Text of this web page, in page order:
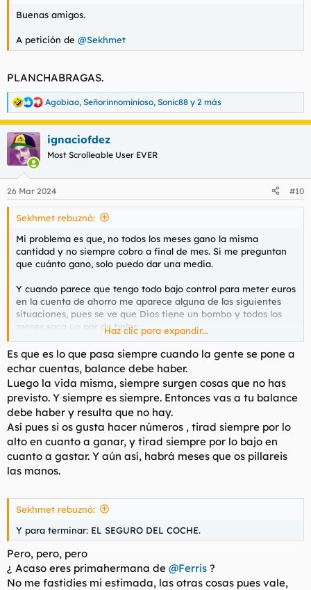
Buenas amigos.
A petición de @Sekhmet
PLANCHABRAGAS.
R
e
a
c
c
i
e
s
Agobiao, Señorinnominioso, Sonic88 y 2 más
ignaciofdez
Most Scrolleable User EVER
26 Mar 2024 #10
Sekhmet rebuznó:
Mi problema es que, no todos los meses gano la misma
cantidad y no siempre cobro a final de mes. Si me preguntan
que cuánto gano, solo puedo dar una media.
Y cuando parece que tengo todo bajo control para meter euros
en la cuenta de ahorro me aparece alguna de las siguientes
situaciones, pues se ve que Dios tiene un bombo y todos los
meses saca un par de bolas:
Decenas de millar: uno de mis gatos tiene que ir al veterinario.
Visita, medicamentos, seguimiento ≈300 euros
Centenas: hora al dermatólogo porque me aparece un brote de
rosácea de forma espontánea ≈100 euros
Y para terminar: EL SEGURO DEL COCHE.
Total ahorro del mes: -273. Frío, frío, como diría mi estimado
@ignaciofdez
Haz clic para expandir...
Es que es lo que pasa siempre cuando la gente se pone a
echar cuentas, balance debe haber.
Luego la vida misma, siempre surgen cosas que no has
previsto. Y siempre es siempre. Entonces vas a tu balance
debe haber y resulta que no hay.
Así pues si os gusta hacer números , tirad siempre por lo
alto en cuanto a ganar, y tirad siempre por lo bajo en
cuanto a gastar. Y aún así, habrá meses que os pillareis
las manos.
Sekhmet rebuznó:
Y para terminar: EL SEGURO DEL COCHE.
Pero, pero, pero
¿ Acaso eres primahermana de @Ferris ?
No me fastidies mi estimada, las otras cosas pues vale,